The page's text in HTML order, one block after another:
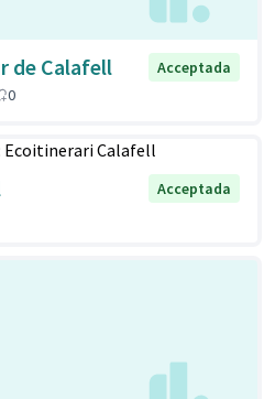
de Calafell
Acceptada
0
Acceptada